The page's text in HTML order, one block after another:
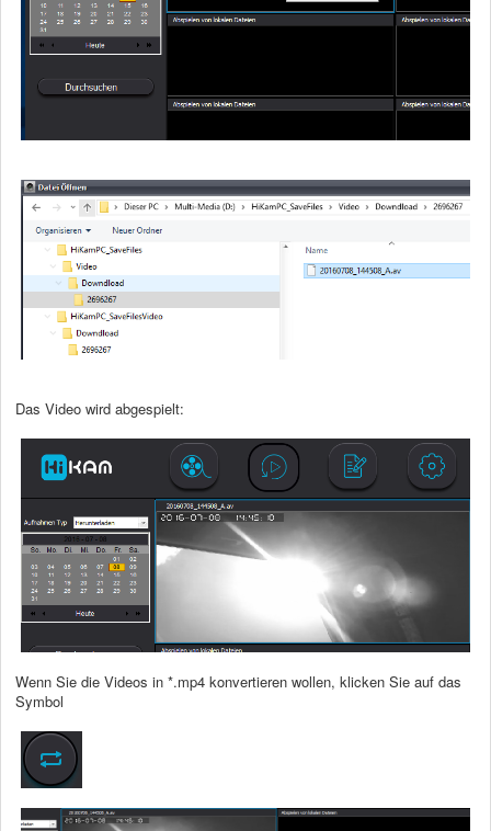
Das Video wird abgespielt:
Wenn Sie die Videos in *.mp4 konvertieren wollen, klicken Sie auf das
Symbol